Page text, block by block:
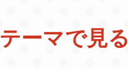
テーマで見る